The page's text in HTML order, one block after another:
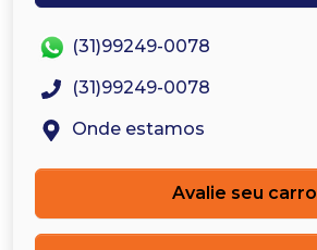
(31)99249-0078
(31)99249-0078
Onde estamos
Avalie seu carro